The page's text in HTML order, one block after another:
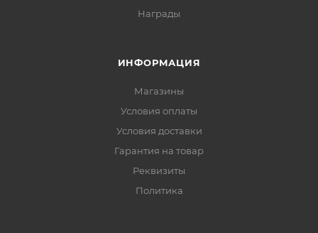
Награды
ИНФОРМАЦИЯ
Магазины
Условия оплаты
Условия доставки
Гарантия на товар
Реквизиты
Политика